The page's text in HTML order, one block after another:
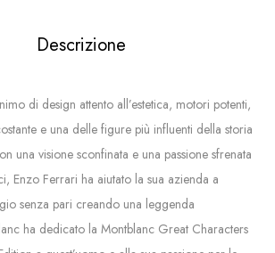
Descrizione
di design attento all’estetica, motori potenti,
e una delle figure più influenti della storia
una visione sconfinata e una passione sfrenata
Enzo Ferrari ha aiutato la sua azienda a
senza pari creando una leggenda
ha dedicato la Montblanc Great Characters